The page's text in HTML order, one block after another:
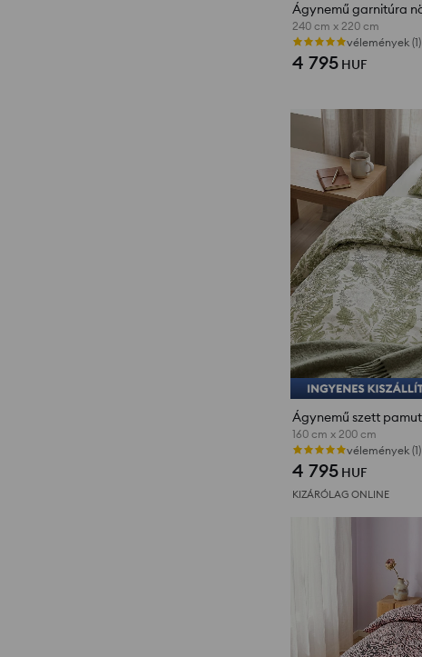
240 cm x 220 cm
vélemények (1)
4 795 HUF
160 cm x 200 cm
vélemények (1)
4 795 HUF
KIZÁRÓLAG ONLINE